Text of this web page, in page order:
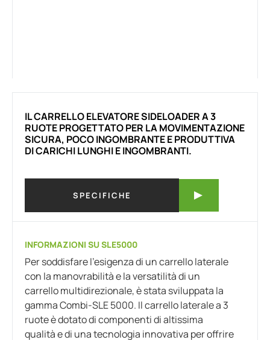
IL CARRELLO ELEVATORE SIDELOADER A 3
RUOTE PROGETTATO PER LA MOVIMENTAZIONE
SICURA, POCO INGOMBRANTE E PRODUTTIVA
DI CARICHI LUNGHI E INGOMBRANTI.
SPECIFICHE
INFORMAZIONI SU SLE5000
Per soddisfare l'esigenza di un carrello laterale
con la manovrabilità e la versatilità di un
carrello multidirezionale, è stata sviluppata la
gamma Combi-SLE 5000. Il carrello laterale a 3
ruote è dotato di componenti di altissima
qualità e di una tecnologia innovativa per offrire